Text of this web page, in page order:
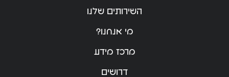
השירותים שלנו
מי אנחנו?
מרכז מידע
דרושים